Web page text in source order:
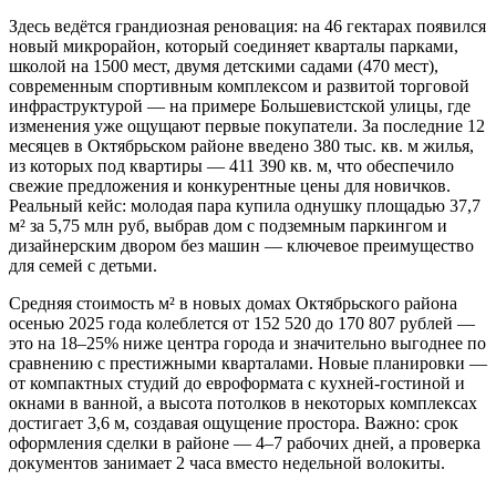
Здесь ведётся грандиозная реновация: на 46 гектарах появился
новый микрорайон, который соединяет кварталы парками,
школой на 1500 мест, двумя детскими садами (470 мест),
современным спортивным комплексом и развитой торговой
инфраструктурой — на примере Большевистской улицы, где
изменения уже ощущают первые покупатели. За последние 12
месяцев в Октябрьском районе введено 380 тыс. кв. м жилья,
из которых под квартиры — 411 390 кв. м, что обеспечило
свежие предложения и конкурентные цены для новичков.
Реальный кейс: молодая пара купила однушку площадью 37,7
м² за 5,75 млн руб, выбрав дом с подземным паркингом и
дизайнерским двором без машин — ключевое преимущество
для семей с детьми.
Средняя стоимость м² в новых домах Октябрьского района
осенью 2025 года колеблется от 152 520 до 170 807 рублей —
это на 18–25% ниже центра города и значительно выгоднее по
сравнению с престижными кварталами. Новые планировки —
от компактных студий до евроформата с кухней-гостиной и
окнами в ванной, а высота потолков в некоторых комплексах
достигает 3,6 м, создавая ощущение простора. Важно: срок
оформления сделки в районе — 4–7 рабочих дней, а проверка
документов занимает 2 часа вместо недельной волокиты.